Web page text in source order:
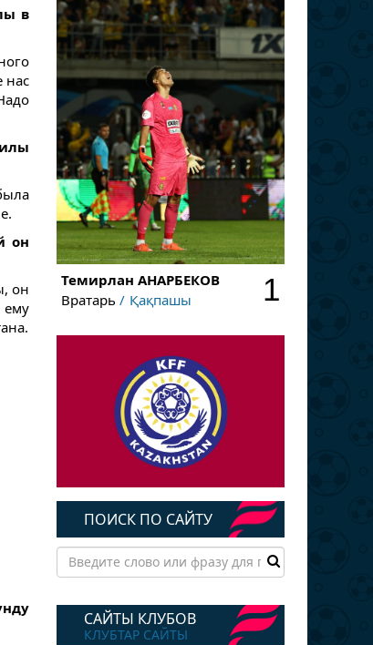
в
нас
он
он
Темирлан АНАРБЕКОВ
Вратарь
Қақпашы 1
ПОИСК ПО САЙТУ
САЙТЫ КЛУБОВ
КЛУБТАР САЙТЫ